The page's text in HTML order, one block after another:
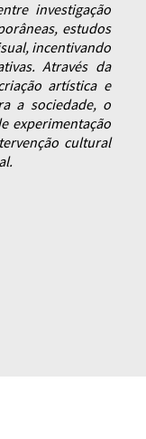
investigação
estudos
incentivando
Através da
artística e
a sociedade, o
experimentação
cultural